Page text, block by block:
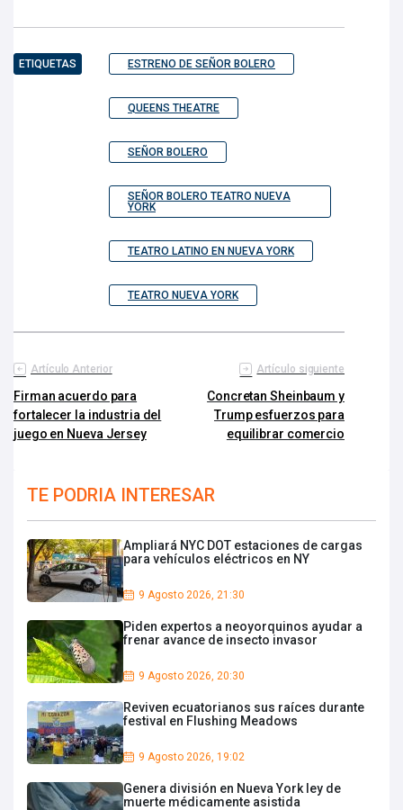
ETIQUETAS ESTRENO DE SEÑOR BOLERO
QUEENS THEATRE
SEÑOR BOLERO
SEÑOR BOLERO TEATRO NUEVA
YORK
TEATRO LATINO EN NUEVA YORK
TEATRO NUEVA YORK
Artículo Anterior
Firman acuerdo para
fortalecer la industria del
juego en Nueva Jersey
Artículo siguiente
Concretan Sheinbaum y
Trump esfuerzos para
equilibrar comercio
TE PODRIA INTERESAR
Ampliará NYC DOT estaciones de cargas
para vehículos eléctricos en NY
9 Agosto 2026, 21:30
Piden expertos a neoyorquinos ayudar a
frenar avance de insecto invasor
9 Agosto 2026, 20:30
Reviven ecuatorianos sus raíces durante
festival en Flushing Meadows
9 Agosto 2026, 19:02
Genera división en Nueva York ley de
muerte médicamente asistida